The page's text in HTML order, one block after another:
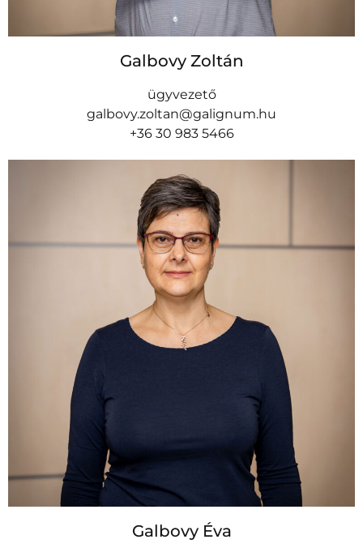
Galbovy Zoltán
ügyvezető
galbovy.zoltan@galignum.hu
+36 30 983 5466
Galbovy Éva